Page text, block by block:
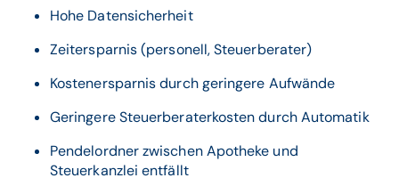
Hohe Datensicherheit
Zeitersparnis (personell, Steuerberater)
Kostenersparnis durch geringere Aufwände
Geringere Steuerberaterkosten durch Automatik
Pendelordner zwischen Apotheke und
Steuerkanzlei entfällt